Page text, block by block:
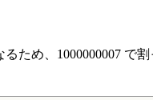
ため、1000000007 で割